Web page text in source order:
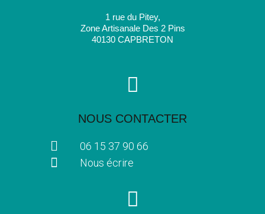
1 rue du Pitey,
Zone Artisanale Des 2 Pins
40130 CAPBRETON
NOUS CONTACTER
06 15 37 90 66
Nous écrire